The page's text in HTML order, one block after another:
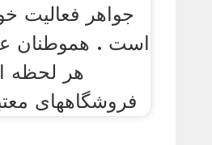
جواهر فعالیت
است . هموطنان
هر لحظه
فروشگاههای